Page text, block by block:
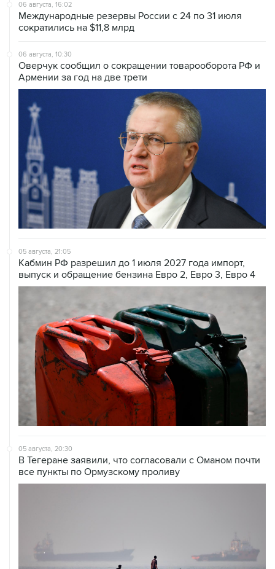
06 августа, 16:02
Международные резервы России с 24 по 31 июля
сократились на $11,8 млрд
06 августа, 10:30
Оверчук сообщил о сокращении товарооборота РФ и
Армении за год на две трети
05 августа, 21:05
Кабмин РФ разрешил до 1 июля 2027 года импорт,
выпуск и обращение бензина Евро 2, Евро 3, Евро 4
05 августа, 20:30
В Тегеране заявили, что согласовали с Оманом почти
все пункты по Ормузскому проливу